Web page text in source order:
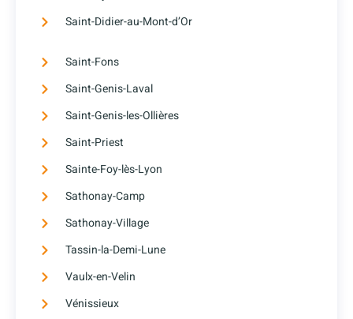
Saint-Didier-au-Mont-d’Or
Saint-Fons
Saint-Genis-Laval
Saint-Genis-les-Ollières
Saint-Priest
Sainte-Foy-lès-Lyon
Sathonay-Camp
Sathonay-Village
Tassin-la-Demi-Lune
Vaulx-en-Velin
Vénissieux